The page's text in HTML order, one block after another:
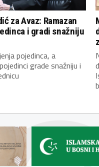
za Avaz: Ramazan
i gradi snažniju
pojedinca, a
grade snažniju i